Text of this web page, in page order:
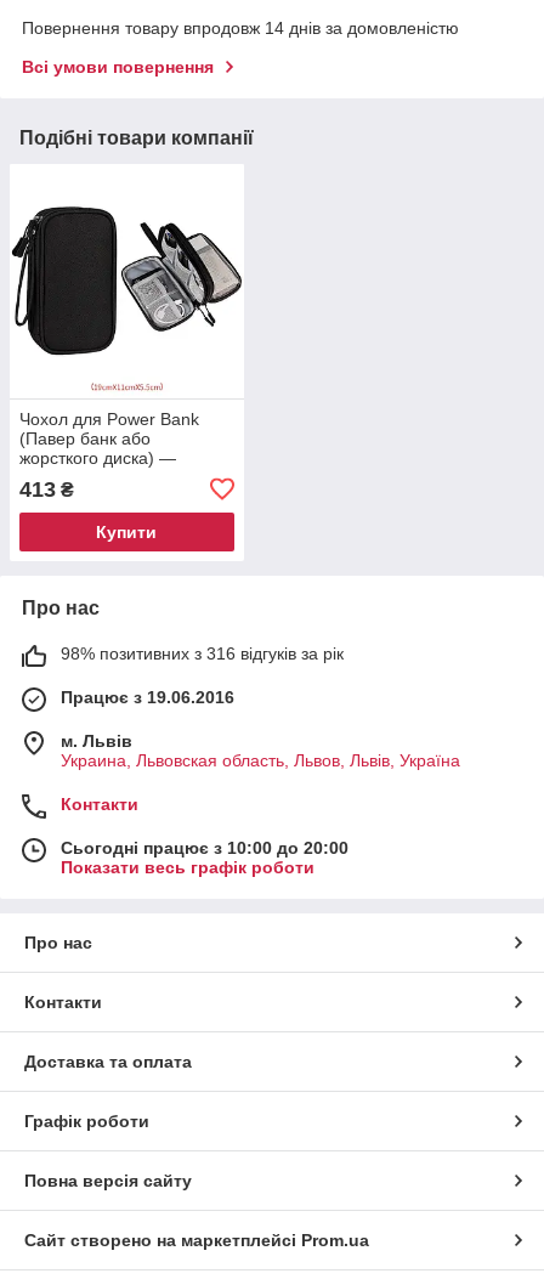
Повернення товару впродовж 14 днів за домовленістю
Всі умови повернення
Подібні товари компанії
Чохол для Power Bank
(Павер банк або
жорсткого диска) —
413 ₴
Купити
Про нас
98% позитивних з 316 відгуків за рік
Працює з 19.06.2016
м. Львів
Украина, Львовская область, Львов, Львів, Україна
Контакти
Сьогодні працює з 10:00 до 20:00
Показати весь графік роботи
Про нас
Контакти
Доставка та оплата
Графік роботи
Повна версія сайту
Сайт створено на маркетплейсі Prom.ua